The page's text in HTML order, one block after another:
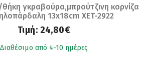
γκραβούρα,μπρούτζινη κορνίζα
13x18cm XET-2922
Τιμή: 24,80€
Διαθέσιμο από 4-10 ημέρες